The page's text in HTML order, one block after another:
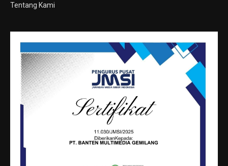
Tentang Kami